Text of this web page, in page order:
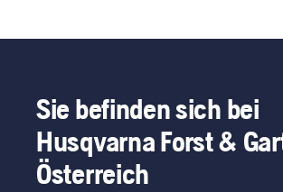
Sie befinden sich bei
Husqvarna Forst &
Österreich